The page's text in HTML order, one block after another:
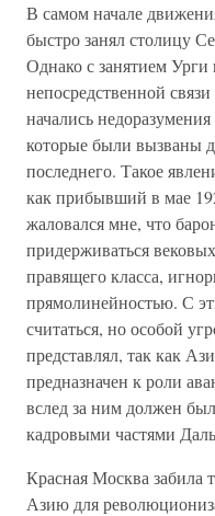
В самом начале
быстро занял столицу
Однако с занятием Урги
непосредственной
начались
которые были вызваны
последнего. Такое
как прибывший в мае
жаловался мне, что
придерживаться
правящего класса,
прямолинейностью. С
считаться, но особой
представлял, так как
предназначен к роли
вслед за ним должен
кадровыми частями
Красная Москва забила
Азию для